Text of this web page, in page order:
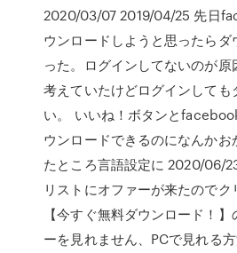
2020/03/07 2019/04/25 先日
ウンロードしようと思ったら
った。ログインしてないのが原
考えていたけどログインしても
い。 いいね！ボタンと
ウンロードできるのになんか
たところ言語設定に 2020/06/
リストにオファーが来たのでク
【今すぐ無料ダウンロード！
ーを見れません、PCで見れる